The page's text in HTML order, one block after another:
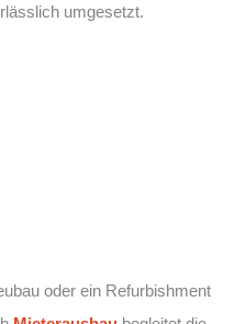
umgesetzt.
oder ein Refurbishment